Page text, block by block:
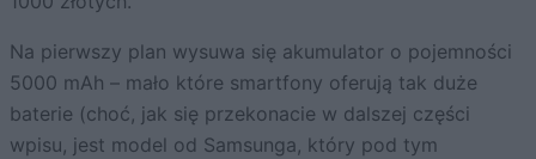
Na pierwszy plan wysuwa się akumulator o pojemności
5000 mAh – mało które smartfony oferują tak duże
baterie (choć, jak się przekonacie w dalszej części
wpisu, jest model od Samsunga, który pod tym